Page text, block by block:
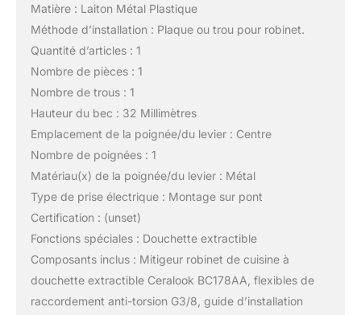
Matière : Laiton Métal Plastique
Méthode d’installation : Plaque ou trou pour robinet.
Quantité d’articles : 1
Nombre de pièces : 1
Nombre de trous : 1
Hauteur du bec : 32 Millimètres
Emplacement de la poignée/du levier : Centre
Nombre de poignées : 1
Matériau(x) de la poignée/du levier : Métal
Type de prise électrique : Montage sur pont
Certification : (unset)
Fonctions spéciales : Douchette extractible
Composants inclus : Mitigeur robinet de cuisine à
douchette extractible Ceralook BC178AA, flexibles de
raccordement anti-torsion G3/8, guide d’installation